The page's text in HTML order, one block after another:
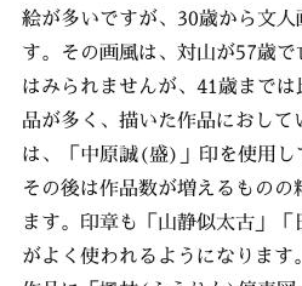
絵が多いですが、30歳から文
す。その画風は、対山が57歳
はみられませんが、41歳まで
品が多く、描いた作品におし
は、「中原誠(盛)」印を使用し
その後は作品数が増えるものの
ます。印章も「山静似太古」
がよく使われるようになります。